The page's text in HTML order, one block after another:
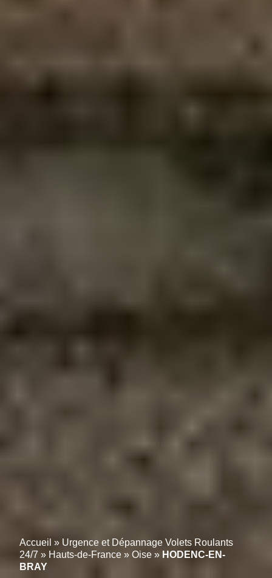
Accueil » Urgence et Dépannage Volets Roulants
24/7 » Hauts-de-France » Oise » HODENC-EN-
BRAY